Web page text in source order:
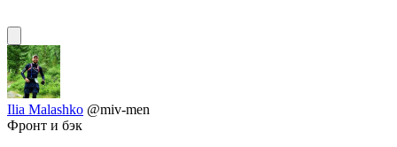
Ilia Malashko @miv-men
Фронт и бэк